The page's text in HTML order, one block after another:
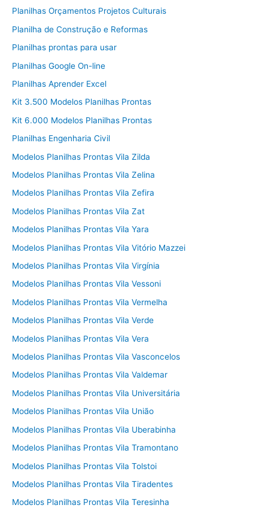
Planilhas Orçamentos Projetos Culturais
Planilha de Construção e Reformas
Planilhas prontas para usar
Planilhas Google On-line
Planilhas Aprender Excel
Kit 3.500 Modelos Planilhas Prontas
Kit 6.000 Modelos Planilhas Prontas
Planilhas Engenharia Civil
Modelos Planilhas Prontas Vila Zilda
Modelos Planilhas Prontas Vila Zelina
Modelos Planilhas Prontas Vila Zefira
Modelos Planilhas Prontas Vila Zat
Modelos Planilhas Prontas Vila Yara
Modelos Planilhas Prontas Vila Vitório Mazzei
Modelos Planilhas Prontas Vila Virgínia
Modelos Planilhas Prontas Vila Vessoni
Modelos Planilhas Prontas Vila Vermelha
Modelos Planilhas Prontas Vila Verde
Modelos Planilhas Prontas Vila Vera
Modelos Planilhas Prontas Vila Vasconcelos
Modelos Planilhas Prontas Vila Valdemar
Modelos Planilhas Prontas Vila Universitária
Modelos Planilhas Prontas Vila União
Modelos Planilhas Prontas Vila Uberabinha
Modelos Planilhas Prontas Vila Tramontano
Modelos Planilhas Prontas Vila Tolstoi
Modelos Planilhas Prontas Vila Tiradentes
Modelos Planilhas Prontas Vila Teresinha